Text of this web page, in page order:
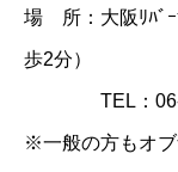
場 所：大阪ﾘﾊﾞｰ
歩2分）
TEL：06-
※一般の方もオブ